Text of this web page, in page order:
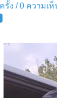
รั้ง / 0 ความเ